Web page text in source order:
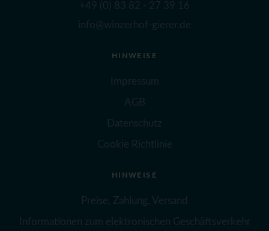
+49 (0) 83 82 - 27 39 16
info@winzerhof-gierer.de
HINWEISE
Impressum
AGB
Datenschutz
Cookie Richtlinie
HINWEISE
Preise, Zahlung, Versand
Informationen zum elektronischen Geschäftsverkehr